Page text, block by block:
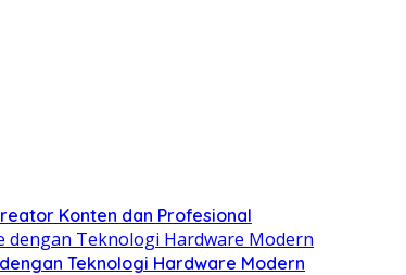
Konten dan Profesional
Teknologi Hardware Modern